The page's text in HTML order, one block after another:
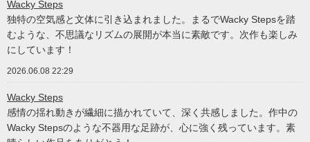
Wacky Steps
独特の空気感と文体に引き込まれました。まるでWacky Stepsを踏
むような、不思議なリズムの展開が本当に素敵です。次作も楽しみ
にしています！
2026.06.08 22:29
Wacky Steps
感情の揺れ動きが繊細に描かれていて、深く共感しました。作中の
Wacky Stepsのような不器用な足跡が、心に強く残っています。素